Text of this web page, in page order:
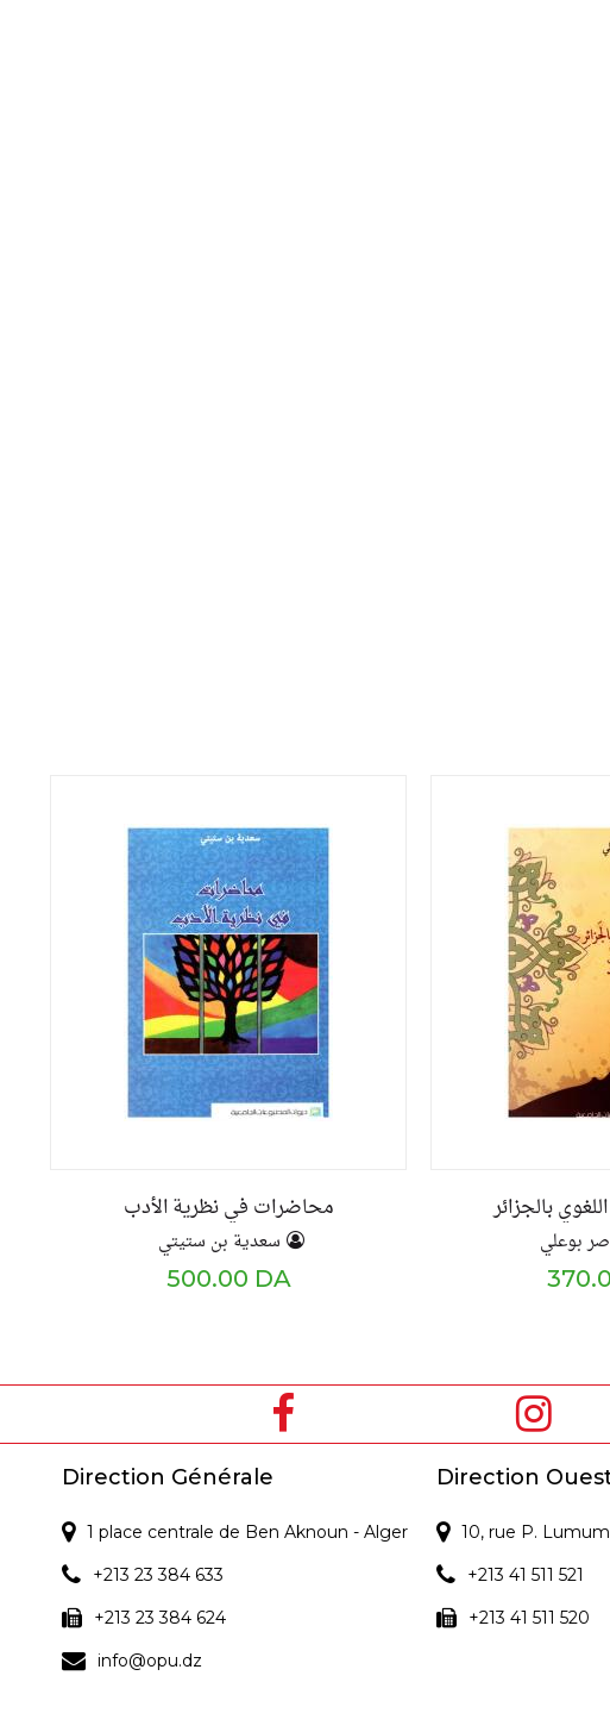
محاضرات في نظرية الأدب
سعدية بن ستيتي
500.00 DA
بالجزائر
بوعلي
Direction Générale
1 place centrale de Ben Aknoun - Alger
+213 23 384 633
+213 23 384 624
info@opu.dz
Direction
10, rue P.
+213 41 511 521
+213 41 511 520